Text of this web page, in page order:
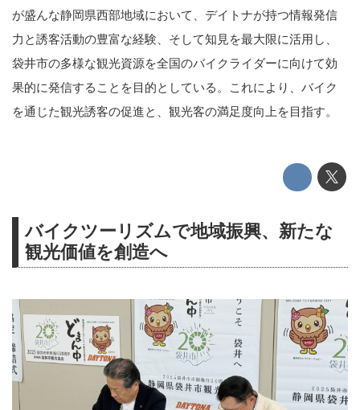
が盛んな静岡県西部地域において、デイトナが持つ情報発信
力と誘客活動の豊富な経験、そして知見を最大限に活用し、
袋井市の多様な観光資源を全国のバイクライダーに向けて効
果的に発信することを目的としている。これにより、バイク
を通じた観光誘客の促進と、観光客の満足度向上を目指す。
バイクツーリズムで地域振興、新たな
観光価値を創造へ